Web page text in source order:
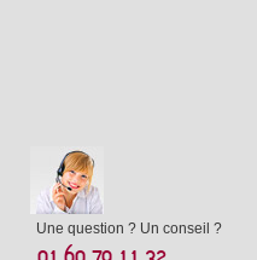
Une question ? Un conseil ?